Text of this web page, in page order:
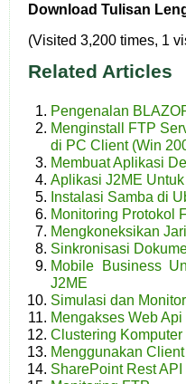
Download Tulisan
(Visited 3,200 times, 1
Related Articles
Pengenalan
Menginstall FTP
di PC Client (Win
Membuat Aplikasi
Aplikasi J2ME
Instalasi Samba di
Monitoring Protokol
Mengkoneksikan
Sinkronisasi
Mobile Business
J2ME
Simulasi dan
Mengakses Web
Clustering Komputer
Menggunakan
SharePoint Rest